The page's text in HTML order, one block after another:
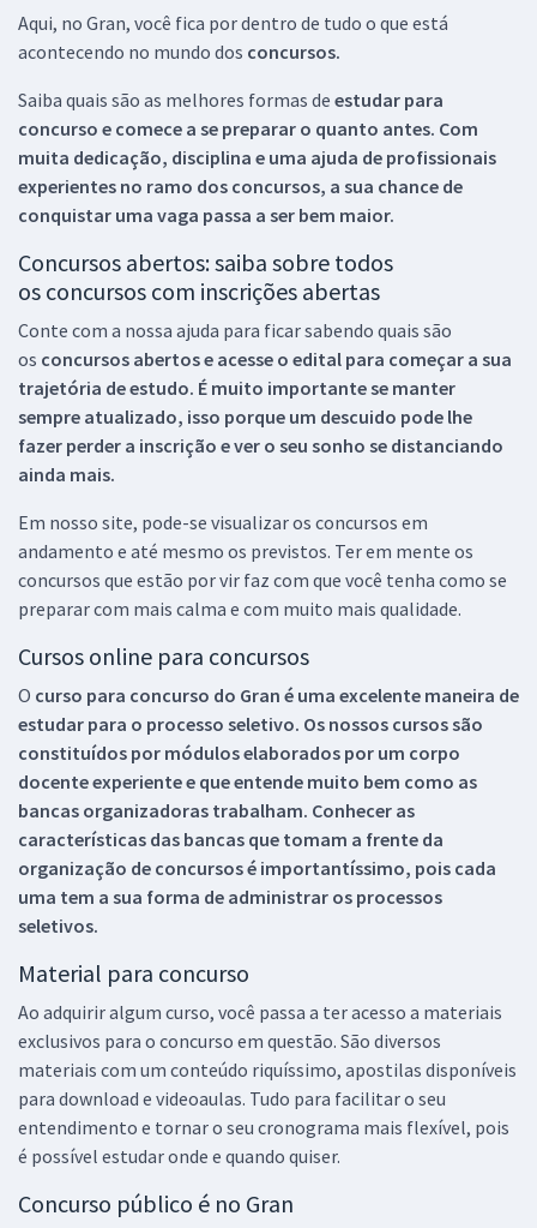
Aqui, no Gran, você fica por dentro de tudo o que está
acontecendo no mundo dos concursos.
Saiba quais são as melhores formas de estudar para
concurso e comece a se preparar o quanto antes. Com
muita dedicação, disciplina e uma ajuda de profissionais
experientes no ramo dos concursos, a sua chance de
conquistar uma vaga passa a ser bem maior.
Concursos abertos: saiba sobre todos
os concursos com inscrições abertas
Conte com a nossa ajuda para ficar sabendo quais são
os concursos abertos e acesse o edital para começar a sua
trajetória de estudo. É muito importante se manter
sempre atualizado, isso porque um descuido pode lhe
fazer perder a inscrição e ver o seu sonho se distanciando
ainda mais.
Em nosso site, pode-se visualizar os concursos em
andamento e até mesmo os previstos. Ter em mente os
concursos que estão por vir faz com que você tenha como se
preparar com mais calma e com muito mais qualidade.
Cursos online para concursos
O curso para concurso do Gran é uma excelente maneira de
estudar para o processo seletivo. Os nossos cursos são
constituídos por módulos elaborados por um corpo
docente experiente e que entende muito bem como as
bancas organizadoras trabalham. Conhecer as
características das bancas que tomam a frente da
organização de concursos é importantíssimo, pois cada
uma tem a sua forma de administrar os processos
seletivos.
Material para concurso
Ao adquirir algum curso, você passa a ter acesso a materiais
exclusivos para o concurso em questão. São diversos
materiais com um conteúdo riquíssimo, apostilas disponíveis
para download e videoaulas. Tudo para facilitar o seu
entendimento e tornar o seu cronograma mais flexível, pois
é possível estudar onde e quando quiser.
Concurso público é no Gran